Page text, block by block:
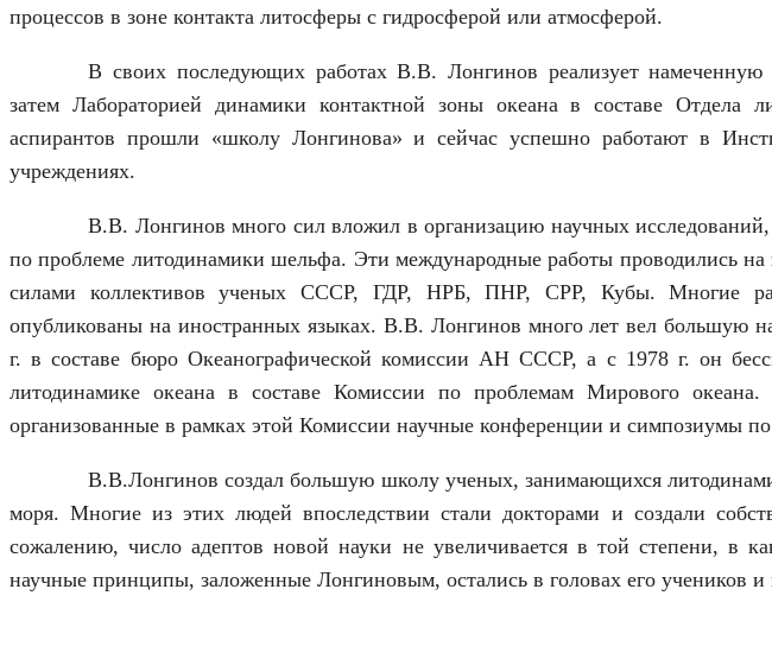
процессов в зоне контакта литосферы с гидросферой или атмосферой.
В своих последующих работах В.В. Лонгинов реализует намеченную
затем Лабораторией динамики контактной зоны океана в составе Отдела
аспирантов прошли «школу Лонгинова» и сейчас успешно работают в
учреждениях.
В.В. Лонгинов много сил вложил в организацию научных
по проблеме литодинамики шельфа. Эти международные работы проводились
силами коллективов ученых СССР, ГДР, НРБ, ПНР, СРР, Кубы. Многие
опубликованы на иностранных языках. В.В. Лонгинов много лет вел большую
г. в составе бюро Океанографической комиссии АН СССР, а с 1978 г. он
литодинамике океана в составе Комиссии по проблемам Мирового
организованные в рамках этой Комиссии научные конференции и симпозиумы
В.В.Лонгинов создал большую школу ученых, занимающихся
моря. Многие из этих людей впоследствии стали докторами и создали
сожалению, число адептов новой науки не увеличивается в той степени, в
научные принципы, заложенные Лонгиновым, остались в головах его учеников и